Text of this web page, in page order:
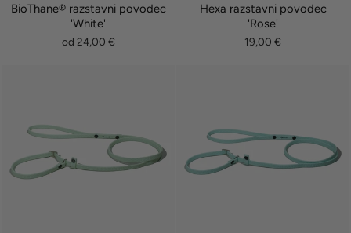
BioThane® razstavni povodec
'White'
od 24,00 €
Hexa razstavni povodec
'Rose'
19,00 €